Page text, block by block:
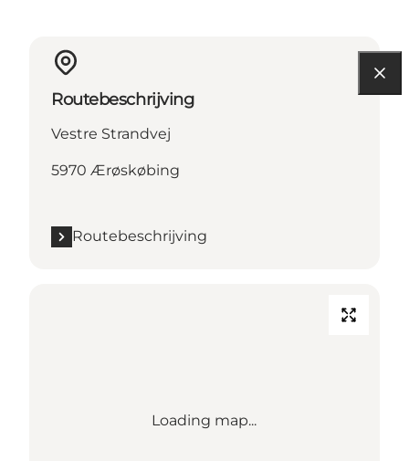
Routebeschrijving
Vestre Strandvej
5970 Ærøskøbing
Routebeschrijving
Loading map...